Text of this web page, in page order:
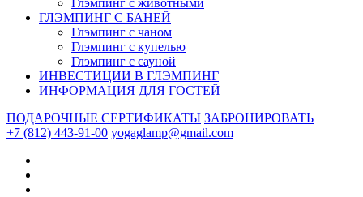
Глэмпинг с животными
ГЛЭМПИНГ С БАНЕЙ
Глэмпинг с чаном
Глэмпинг с купелью
Глэмпинг с сауной
ИНВЕСТИЦИИ В ГЛЭМПИНГ
ИНФОРМАЦИЯ ДЛЯ ГОСТЕЙ
ПОДАРОЧНЫЕ СЕРТИФИКАТЫ ЗАБРОНИРОВАТЬ
+7 (812) 443-91-00 yogaglamp@gmail.com